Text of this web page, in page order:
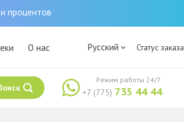
процентов
О нас Русский Статус заказа
+7 (775) 735 44 44
Режим работы 24/7